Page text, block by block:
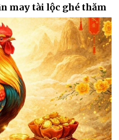
may tài lộc ghé thăm